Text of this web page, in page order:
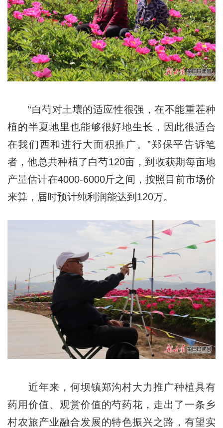
“白芍对土壤的适应性很强，在不能重茬种
植的半夏地里也能够很好地生长，因此很适合
在我们西和进行大面积推广。”郑保平告诉笔
者，他总共种植了白芍120亩，到收获期每亩地
产量估计在4000-6000斤之间，按照目前市场价
来算，届时预计纯利润能达到120万。
近年来，何坝镇郑沟村大力推广种植具有
药用价值、观赏价值的芍药花，走出了一条乡
村农旅产业融合发展的特色振兴之路，有望实